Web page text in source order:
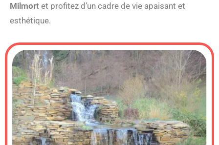
Milmort et profitez d’un cadre de vie apaisant et
esthétique.